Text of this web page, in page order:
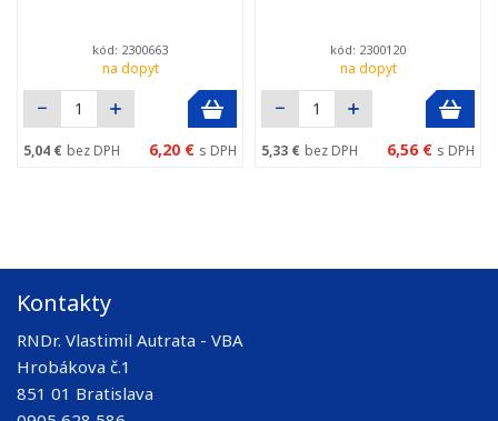
kód: 2300663
na dopyt
5,04 € bez DPH 6,20 € s DPH
kód: 2300120
na dopyt
5,33 € bez DPH 6,56 € s DPH
Kontakty
RNDr. Vlastimil Autrata - VBA
Hrobákova č.1
851 01 Bratislava